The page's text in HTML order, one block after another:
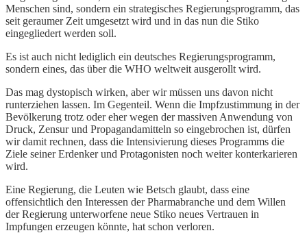
Menschen sind, sondern ein strategisches Regierungsprogramm, das
seit geraumer Zeit umgesetzt wird und in das nun die Stiko
eingegliedert werden soll.
Es ist auch nicht lediglich ein deutsches Regierungsprogramm,
sondern eines, das über die WHO weltweit ausgerollt wird.
Das mag dystopisch wirken, aber wir müssen uns davon nicht
runterziehen lassen. Im Gegenteil. Wenn die Impfzustimmung in der
Bevölkerung trotz oder eher wegen der massiven Anwendung von
Druck, Zensur und Propagandamitteln so eingebrochen ist, dürfen
wir damit rechnen, dass die Intensivierung dieses Programms die
Ziele seiner Erdenker und Protagonisten noch weiter konterkarieren
wird.
Eine Regierung, die Leuten wie Betsch glaubt, dass eine
offensichtlich den Interessen der Pharmabranche und dem Willen
der Regierung unterworfene neue Stiko neues Vertrauen in
Impfungen erzeugen könnte, hat schon verloren.